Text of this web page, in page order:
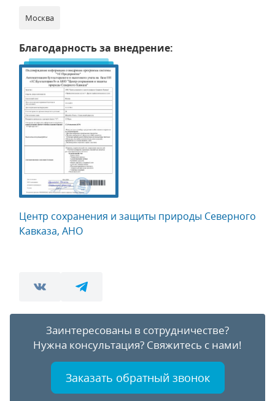
Москва
Благодарность за внедрение:
Центр сохранения и защиты природы Северного
Кавказа, АНО
Заинтересованы в сотрудничестве?
Нужна консультация? Свяжитесь с нами!
Заказать обратный звонок